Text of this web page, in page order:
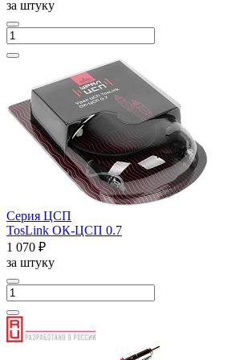
за штуку
Серия ЦСП
TosLink ОК-ЦСП 0.7
1 070 ₽
за штуку